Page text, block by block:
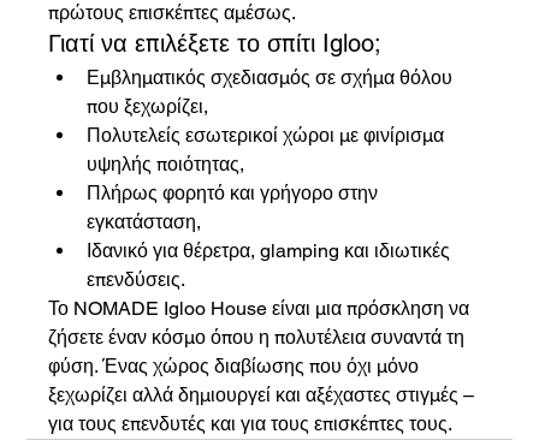
πρώτους επισκέπτες αμέσως.
Γιατί να επιλέξετε το σπίτι Igloo;
Εμβληματικός σχεδιασμός σε σχήμα θόλου
που ξεχωρίζει,
Πολυτελείς εσωτερικοί χώροι με φινίρισμα
υψηλής ποιότητας,
Πλήρως φορητό και γρήγορο στην
εγκατάσταση,
Ιδανικό για θέρετρα, glamping και ιδιωτικές
επενδύσεις.
Το NOMADE Igloo House είναι μια πρόσκληση να
ζήσετε έναν κόσμο όπου η πολυτέλεια συναντά τη
φύση. Ένας χώρος διαβίωσης που όχι μόνο
ξεχωρίζει αλλά δημιουργεί και αξέχαστες στιγμές –
για τους επενδυτές και για τους επισκέπτες τους.